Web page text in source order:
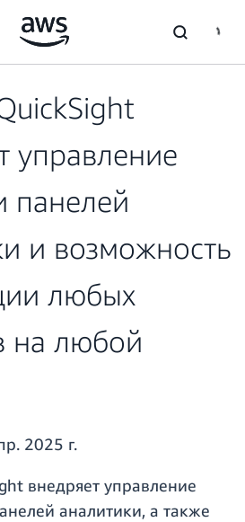
управление
панелей
и возможность
любых
на любой
2025 г.
внедряет управление
аналитики, а также